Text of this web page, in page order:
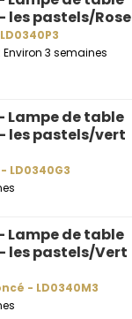
les pastels/Rose
Environ 3 semaines
- Lampe de table
les pastels/vert
LD0340G3
- Lampe de table
les pastels/Vert
- LD0340M3